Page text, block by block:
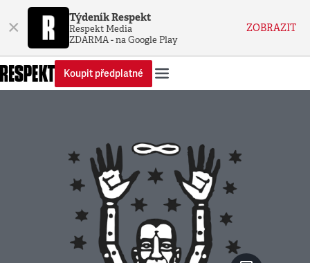
× Týdeník Respekt
Respekt Media
ZDARMA - na Google Play
ZOBRAZIT
Koupit předplatné